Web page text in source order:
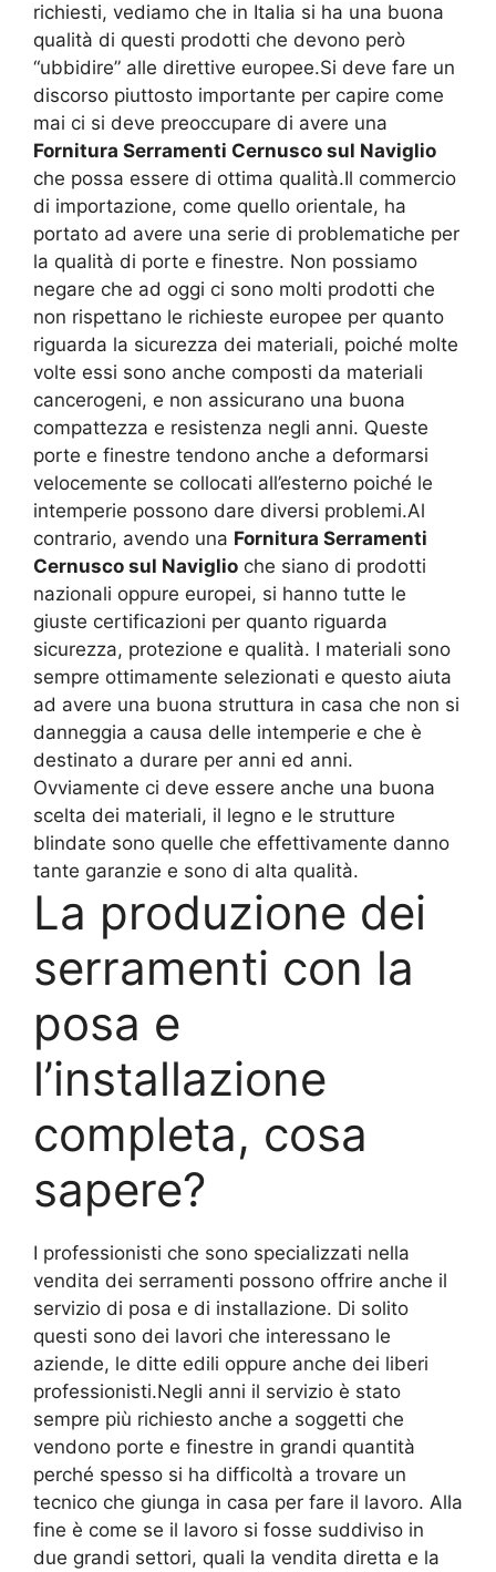
richiesti, vediamo che in Italia si ha una buona
qualità di questi prodotti che devono però
“ubbidire” alle direttive europee.Si deve fare un
discorso piuttosto importante per capire come
mai ci si deve preoccupare di avere una
Fornitura Serramenti Cernusco sul Naviglio
che possa essere di ottima qualità.Il commercio
di importazione, come quello orientale, ha
portato ad avere una serie di problematiche per
la qualità di porte e finestre. Non possiamo
negare che ad oggi ci sono molti prodotti che
non rispettano le richieste europee per quanto
riguarda la sicurezza dei materiali, poiché molte
volte essi sono anche composti da materiali
cancerogeni, e non assicurano una buona
compattezza e resistenza negli anni. Queste
porte e finestre tendono anche a deformarsi
velocemente se collocati all’esterno poiché le
intemperie possono dare diversi problemi.Al
contrario, avendo una Fornitura Serramenti
Cernusco sul Naviglio che siano di prodotti
nazionali oppure europei, si hanno tutte le
giuste certificazioni per quanto riguarda
sicurezza, protezione e qualità. I materiali sono
sempre ottimamente selezionati e questo aiuta
ad avere una buona struttura in casa che non si
danneggia a causa delle intemperie e che è
destinato a durare per anni ed anni.
Ovviamente ci deve essere anche una buona
scelta dei materiali, il legno e le strutture
blindate sono quelle che effettivamente danno
tante garanzie e sono di alta qualità.
La produzione dei
serramenti con la
posa e
l’installazione
completa, cosa
sapere?
I professionisti che sono specializzati nella
vendita dei serramenti possono offrire anche il
servizio di posa e di installazione. Di solito
questi sono dei lavori che interessano le
aziende, le ditte edili oppure anche dei liberi
professionisti.Negli anni il servizio è stato
sempre più richiesto anche a soggetti che
vendono porte e finestre in grandi quantità
perché spesso si ha difficoltà a trovare un
tecnico che giunga in casa per fare il lavoro. Alla
fine è come se il lavoro si fosse suddiviso in
due grandi settori, quali la vendita diretta e la